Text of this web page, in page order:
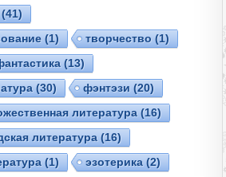
(41)
(1) творчество (1)
(13)
(30) фэнтэзи (20)
литература (16)
литература (16)
(1) эзотерика (2)